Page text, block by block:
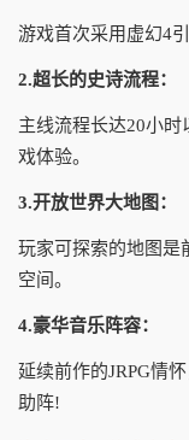
游戏首次采用虚幻4
2.超长的史诗流程：
主线流程长达20小
戏体验。
3.开放世界大地图：
玩家可探索的地图是
空间。
4.豪华音乐阵容：
延续前作的JRPG情
助阵!